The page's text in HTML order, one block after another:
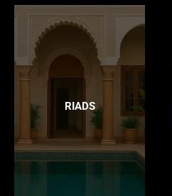
RIADS